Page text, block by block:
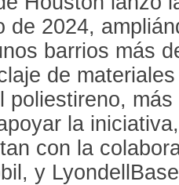
de 2024,
barrios más
de
poliestireno,
la
con la
y